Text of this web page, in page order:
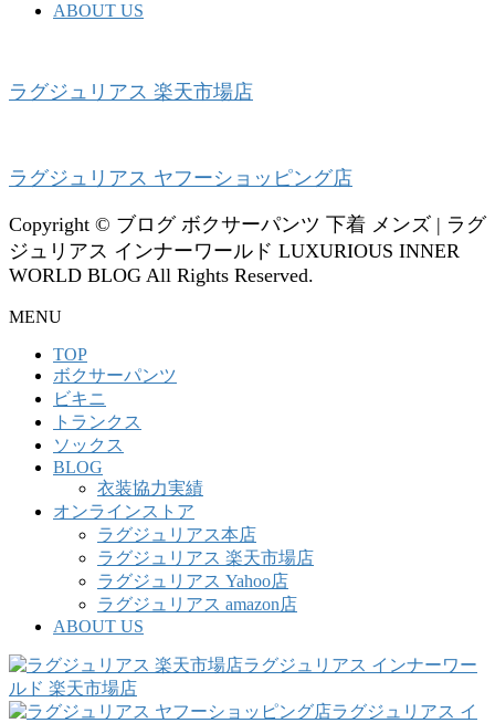
ABOUT US
ラグジュリアス 楽天市場店
ラグジュリアス ヤフーショッピング店
Copyright © ブログ ボクサーパンツ 下着 メンズ | ラグ
ジュリアス インナーワールド LUXURIOUS INNER
WORLD BLOG All Rights Reserved.
MENU
TOP
ボクサーパンツ
ビキニ
トランクス
ソックス
BLOG
衣装協力実績
オンラインストア
ラグジュリアス本店
ラグジュリアス 楽天市場店
ラグジュリアス Yahoo店
ラグジュリアス amazon店
ABOUT US
ラグジュリアス インナーワー
ルド 楽天市場店
ラグジュリアス イ